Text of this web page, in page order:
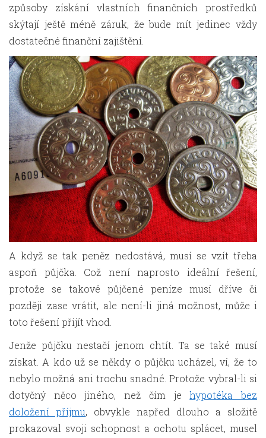
způsoby získání vlastních finančních prostředků
skýtají ještě méně záruk, že bude mít jedinec vždy
dostatečné finanční zajištění.
A když se tak peněz nedostává, musí se vzít třeba
aspoň půjčka. Což není naprosto ideální řešení,
protože se takové půjčené peníze musí dříve či
později zase vrátit, ale není-li jiná možnost, může i
toto řešení přijít vhod.
Jenže půjčku nestačí jenom chtít. Ta se také musí
získat. A kdo už se někdy o půjčku ucházel, ví, že to
nebylo možná ani trochu snadné. Protože vybral-li si
dotyčný něco jiného, než čím jehypotéka bez
doložení příjmu, obvykle napřed dlouho a složitě
prokazoval svoji schopnost a ochotu splácet, musel